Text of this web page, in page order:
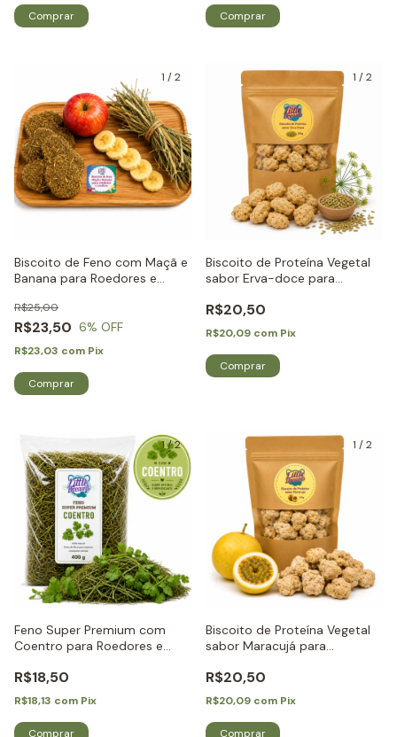
1 /2
Biscoito de Feno com Maçã e
Banana para Roedores e
R$23,50
R$25,00
6% OFF
R$23,03 com Pix
1 /2
Biscoito de Proteína Vegetal
sabor Erva-doce para
Dreams
R$20,50
R$20,09 com Pix
1/2
Feno Super Premium com
Coentro para Roedores e
R$18,50
R$18,13 com Pix
1 /2
Biscoito de Proteína Vegetal
sabor Maracujá para
Dreams
R$20,50
R$20,09 com Pix